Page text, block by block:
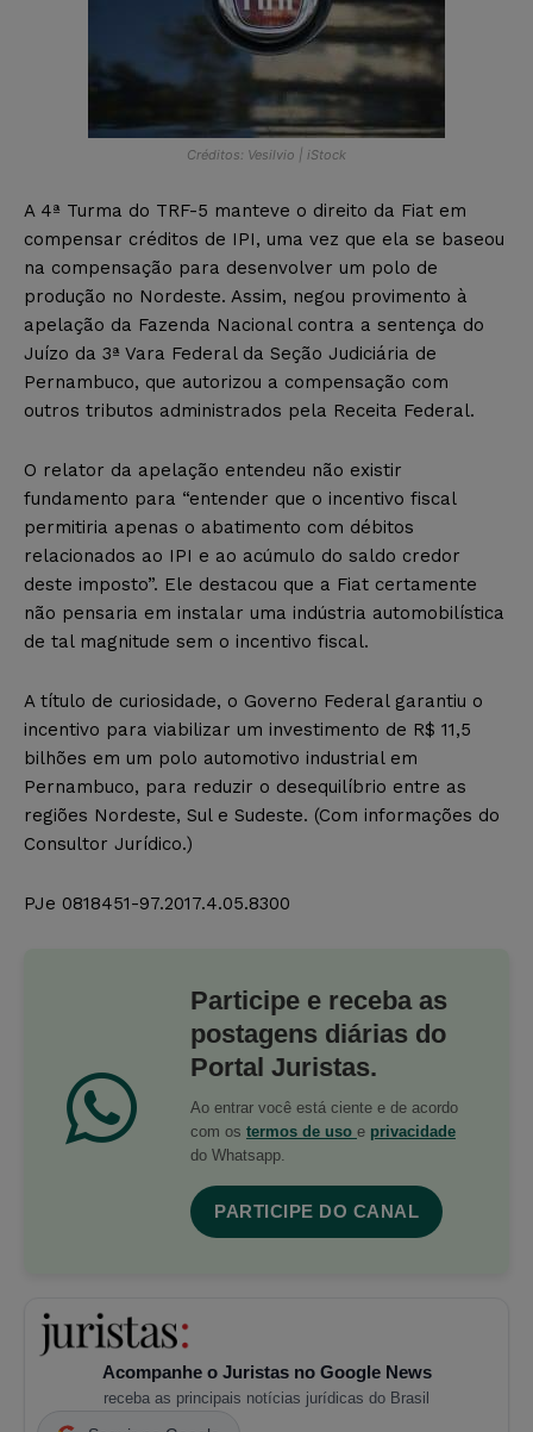
Créditos: Vesilvio | iStock
A 4ª Turma do TRF-5 manteve o direito da Fiat em
compensar créditos de IPI, uma vez que ela se baseou
na compensação para desenvolver um polo de
produção no Nordeste. Assim, negou provimento à
apelação da Fazenda Nacional contra a sentença do
Juízo da 3ª Vara Federal da Seção Judiciária de
Pernambuco, que autorizou a compensação com
outros tributos administrados pela Receita Federal.
O relator da apelação entendeu não existir
fundamento para “entender que o incentivo fiscal
permitiria apenas o abatimento com débitos
relacionados ao IPI e ao acúmulo do saldo credor
deste imposto”. Ele destacou que a Fiat certamente
não pensaria em instalar uma indústria automobilística
de tal magnitude sem o incentivo fiscal.
A título de curiosidade, o Governo Federal garantiu o
incentivo para viabilizar um investimento de R$ 11,5
bilhões em um polo automotivo industrial em
Pernambuco, para reduzir o desequilíbrio entre as
regiões Nordeste, Sul e Sudeste. (Com informações do
Consultor Jurídico.)
PJe 0818451-97.2017.4.05.8300
Participe e receba as
postagens diárias do
Portal Juristas.
Ao entrar você está ciente e de acordo
com os termos de uso e privacidade
do Whatsapp.
PARTICIPE DO CANAL
Acompanhe o Juristas no Google News
receba as principais notícias jurídicas do Brasil